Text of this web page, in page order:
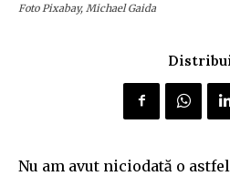
Foto Pixabay, Michael Gaida
Nu am avut niciodată o